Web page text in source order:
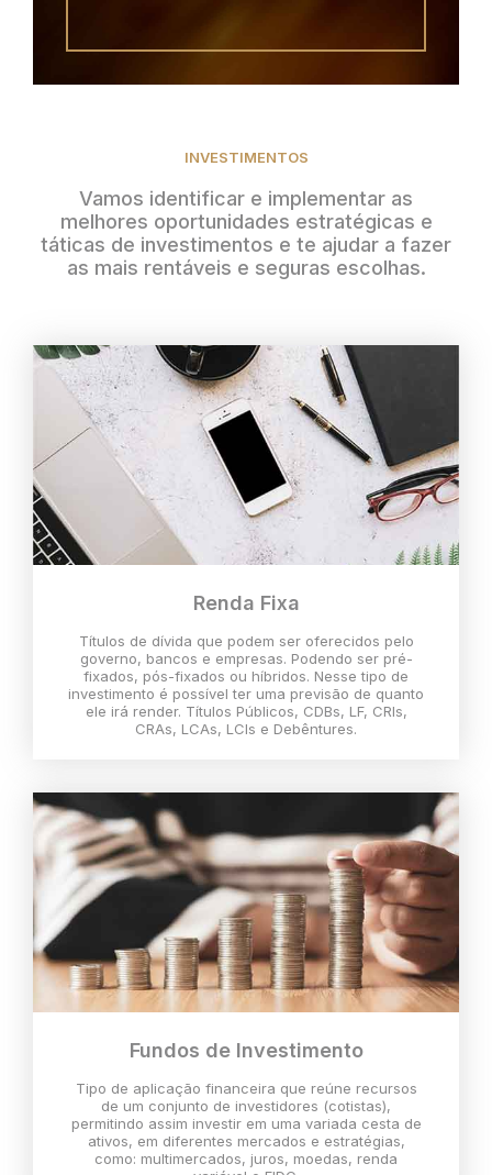
INVESTIMENTOS
Vamos identificar e implementar as
melhores oportunidades estratégicas e
táticas de investimentos e te ajudar a fazer
as mais rentáveis e seguras escolhas.
Renda Fixa
Títulos de dívida que podem ser oferecidos pelo
governo, bancos e empresas. Podendo ser pré-
fixados, pós-fixados ou híbridos. Nesse tipo de
investimento é possível ter uma previsão de quanto
ele irá render. Títulos Públicos, CDBs, LF, CRIs,
CRAs, LCAs, LCIs e Debêntures.
Fundos de Investimento
Tipo de aplicação financeira que reúne recursos
de um conjunto de investidores (cotistas),
permitindo assim investir em uma variada cesta de
ativos, em diferentes mercados e estratégias,
como: multimercados, juros, moedas, renda